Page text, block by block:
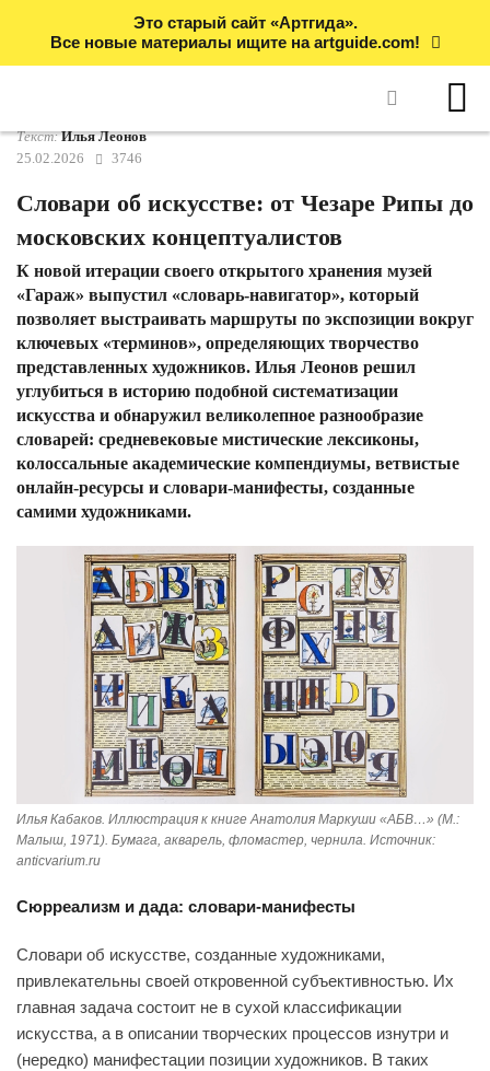
Это старый сайт «Артгида».
Все новые материалы ищите на artguide.com!
Текст:Илья Леонов
25.02.2026
3746
Словари об искусстве: от Чезаре Рипы до
московских концептуалистов
К новой итерации своего открытого хранения музей
«Гараж» выпустил «словарь-навигатор», который
позволяет выстраивать маршруты по экспозиции вокруг
ключевых «терминов», определяющих творчество
представленных художников. Илья Леонов решил
углубиться в историю подобной систематизации
искусства и обнаружил великолепное разнообразие
словарей: средневековые мистические лексиконы,
колоссальные академические компендиумы, ветвистые
онлайн-ресурсы и словари-манифесты, созданные
самими художниками.
Илья Кабаков. Иллюстрация к книге Анатолия Маркуши «АБВ…» (М.:
Малыш, 1971). Бумага, акварель, фломастер, чернила. Источник:
anticvarium.ru
Сюрреализм и дада: словари-манифесты
Словари об искусстве, созданные художниками,
привлекательны своей откровенной субъективностью. Их
главная задача состоит не в сухой классификации
искусства, а в описании творческих процессов изнутри и
(нередко) манифестации позиции художников. В таких